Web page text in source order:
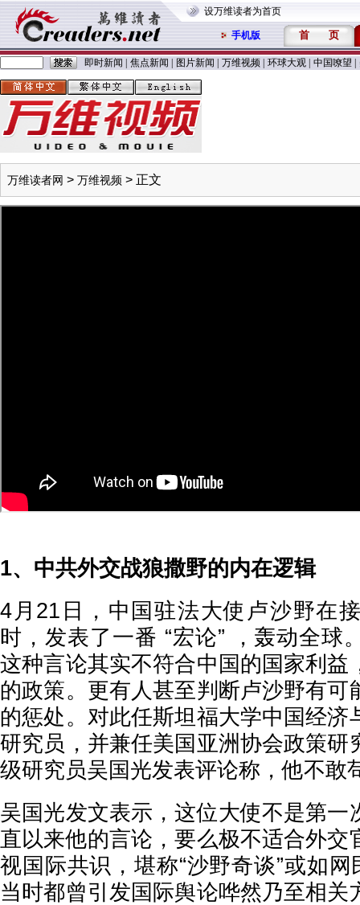
设万维读者为首页
手机版 首 页
即时新闻 焦点新闻 图片新闻 万维视频 环球大观 中国嘹望
万维读者网 > 万维视频 > 正文
1、中共外交战狼撒野的内在逻辑
4月21日，中国驻法大使卢沙野在
时，发表了一番 “宏论” ，轰动全球
这种言论其实不符合中国的国家利益
的政策。更有人甚至判断卢沙野有可
的惩处。对此任斯坦福大学中国经济
研究员，并兼任美国亚洲协会政策研
级研究员吴国光发表评论称，他不敢
吴国光发文表示，这位大使不是第一
直以来他的言论，要么极不适合外交
视国际共识，堪称“沙野奇谈”或如网
当时都曾引发国际舆论哗然乃至相关